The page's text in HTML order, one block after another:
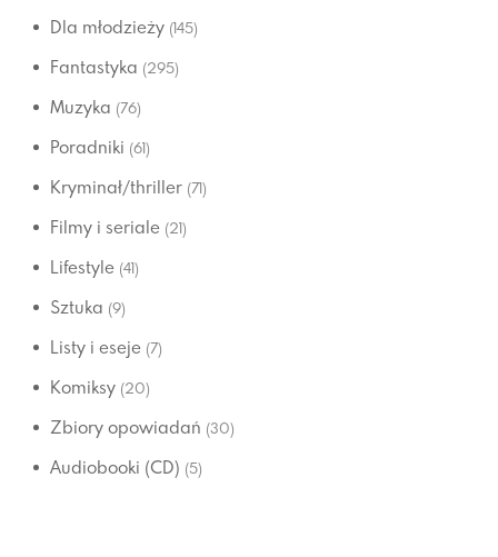
Dla młodzieży (145)
Fantastyka (295)
Muzyka (76)
Poradniki (61)
Kryminał/thriller (71)
Filmy i seriale (21)
Lifestyle (41)
Sztuka (9)
Listy i eseje (7)
Komiksy (20)
Zbiory opowiadań (30)
Audiobooki (CD) (5)